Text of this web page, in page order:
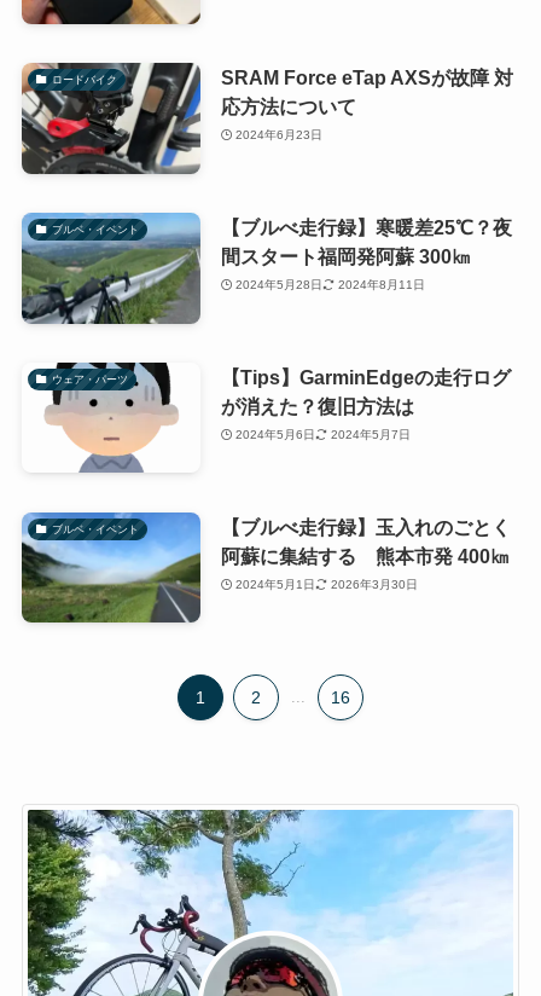
ロードバイク
SRAM Force eTap AXSが故障 対
応方法について
2024年6月23日
ブルベ・イベント
【ブルべ走行録】寒暖差25℃？夜
間スタート福岡発阿蘇 300㎞
2024年5月28日 2024年8月11日
ウェア・パーツ
【Tips】GarminEdgeの走行ログ
が消えた？復旧方法は
2024年5月6日 2024年5月7日
ブルベ・イベント
【ブルべ走行録】玉入れのごとく
阿蘇に集結する 熊本市発 400㎞
2024年5月1日 2026年3月30日
1 2 ... 16